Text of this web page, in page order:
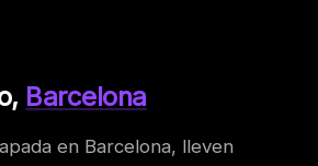
Barcelona
en Barcelona, lleven